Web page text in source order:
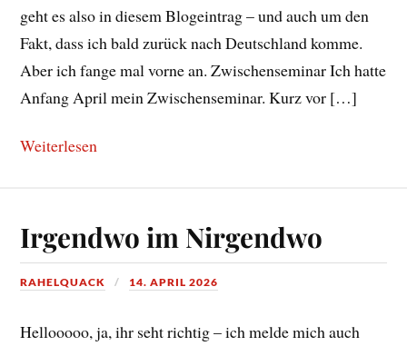
geht es also in diesem Blogeintrag – und auch um den
Fakt, dass ich bald zurück nach Deutschland komme.
Aber ich fange mal vorne an. Zwischenseminar Ich hatte
Anfang April mein Zwischenseminar. Kurz vor […]
Weiterlesen
Irgendwo im Nirgendwo
RAHELQUACK 14. APRIL 2026
Hellooooo, ja, ihr seht richtig – ich melde mich auch